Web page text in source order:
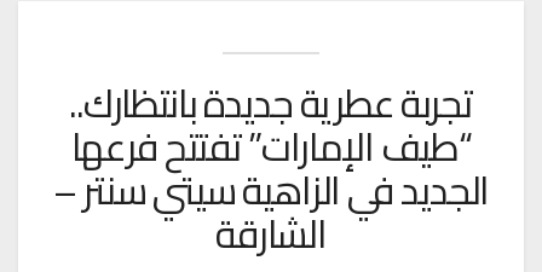
تجربة عطرية جديدة بانتظارك..
“طيف الإمارات” تفتتح فرعها
الجديد في الزاهية سيتي سنتر –
الشارقة